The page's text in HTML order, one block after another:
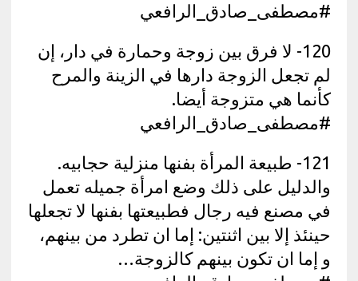
#مصطفى_صادق_الرافعي
120- لا فرق بين زوجة وحمارة في دار، إن
لم تجعل الزوجة دارها في الزينة والمرح
كأنما هي متزوجة أيضا.
#مصطفى_صادق_الرافعي
121- طبيعة المرأة بفنها منزلية حجابيه.
والدليل على ذلك وضع امرأة جميله تعمل
في مصنع فيه رجال فطبيعتها بفنها لا تجعلها
حينئذ إلا بين اثنتين: إما ان تطرد من بينهم،
و إما ان تكون بينهم كالزوجة…